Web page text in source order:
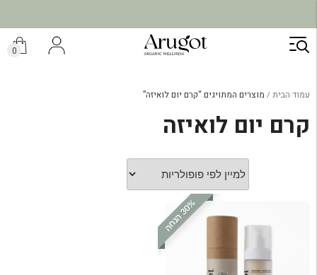
דילוג
לתוכן
0
עמוד הבית מוצרים המתויגים “קרם יום לואיזה”
קרם יום לואיזה
3
0
%
ה
נ
ח
ה